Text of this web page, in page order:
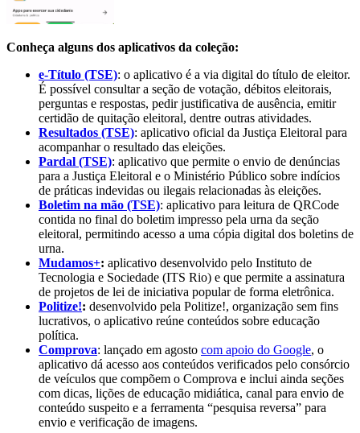
Conheça alguns dos aplicativos da coleção:
e-Título (TSE): o aplicativo é a via digital do título de eleitor.
É possível consultar a seção de votação, débitos eleitorais,
perguntas e respostas, pedir justificativa de ausência, emitir
certidão de quitação eleitoral, dentre outras atividades.
Resultados (TSE): aplicativo oficial da Justiça Eleitoral para
acompanhar o resultado das eleições.
Pardal (TSE): aplicativo que permite o envio de denúncias
para a Justiça Eleitoral e o Ministério Público sobre indícios
de práticas indevidas ou ilegais relacionadas às eleições.
Boletim na mão (TSE): aplicativo para leitura de QRCode
contida no final do boletim impresso pela urna da seção
eleitoral, permitindo acesso a uma cópia digital dos boletins de
urna.
Mudamos+: aplicativo desenvolvido pelo Instituto de
Tecnologia e Sociedade (ITS Rio) e que permite a assinatura
de projetos de lei de iniciativa popular de forma eletrônica.
Politize!: desenvolvido pela Politize!, organização sem fins
lucrativos, o aplicativo reúne conteúdos sobre educação
política.
Comprova: lançado em agosto com apoio do Google, o
aplicativo dá acesso aos conteúdos verificados pelo consórcio
de veículos que compõem o Comprova e inclui ainda seções
com dicas, lições de educação midiática, canal para envio de
conteúdo suspeito e a ferramenta “pesquisa reversa” para
envio e verificação de imagens.